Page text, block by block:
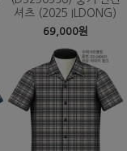
셔츠 (2025 ILDONG)
69,000원